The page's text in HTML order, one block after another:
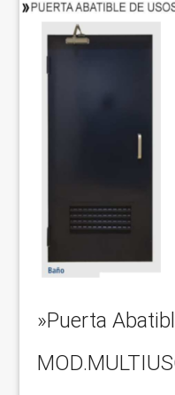
»Puerta